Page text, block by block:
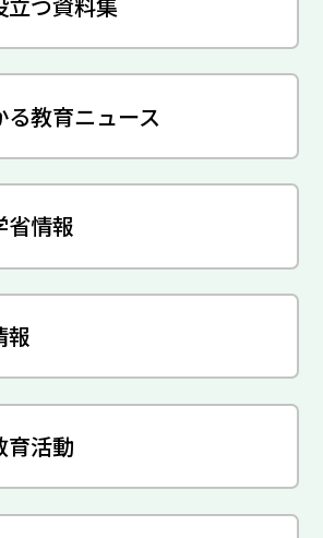
る教育ニュース
省情報
報
育活動